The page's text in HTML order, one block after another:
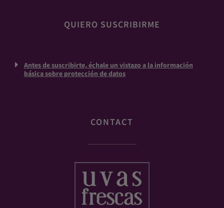
Antes de suscribirte, échale un vistazo a la información
básica sobre protección de datos
CONTACT